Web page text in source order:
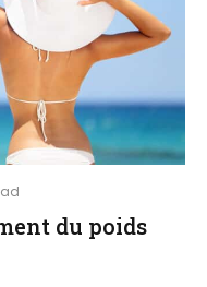
du poids